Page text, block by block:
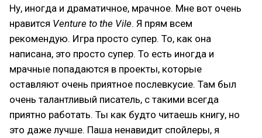
Ну, иногда и драматичное, мрачное. Мне вот очень
нравится Venture to the Vile. Я прям всем
рекомендую. Игра просто супер. То, как она
написана, это просто супер. То есть иногда и
мрачные попадаются в проекты, которые
оставляют очень приятное послевкусие. Там был
очень талантливый писатель, с такими всегда
приятно работать. Ты как будто читаешь книгу, но
это даже лучше. Паша ненавидит спойлеры, я